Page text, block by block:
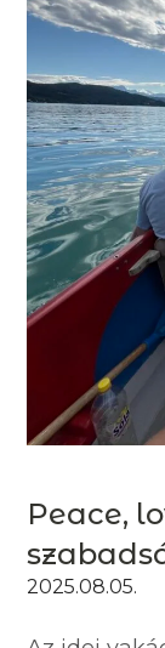
Peace,
2025.08.05.